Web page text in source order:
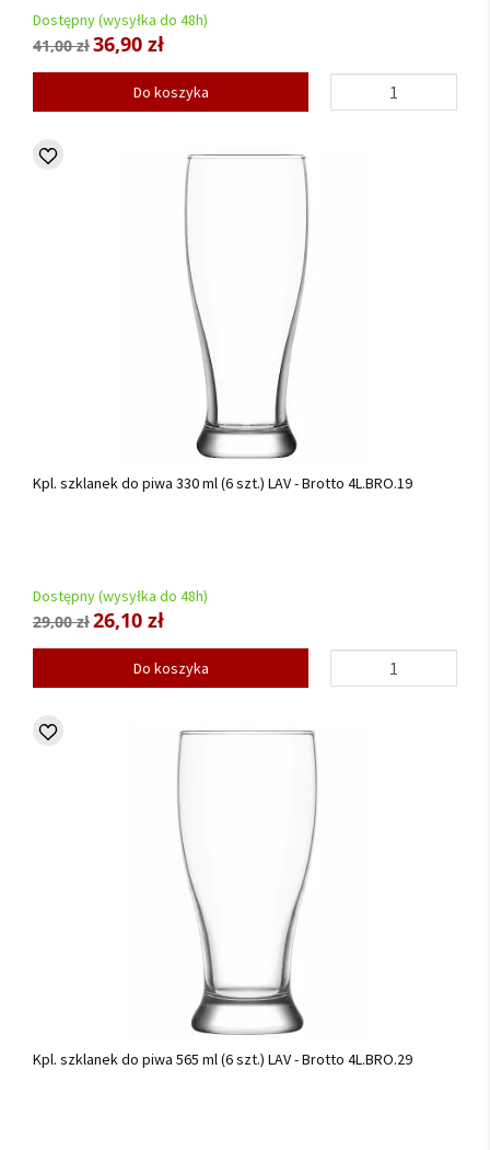
Dostępny (wysyłka do 48h)
41,00 zł36,90 zł
Do koszyka
Kpl. szklanek do piwa 330 ml (6 szt.) LAV - Brotto 4L.BRO.19
Dostępny (wysyłka do 48h)
29,00 zł26,10 zł
Do koszyka
Kpl. szklanek do piwa 565 ml (6 szt.) LAV - Brotto 4L.BRO.29